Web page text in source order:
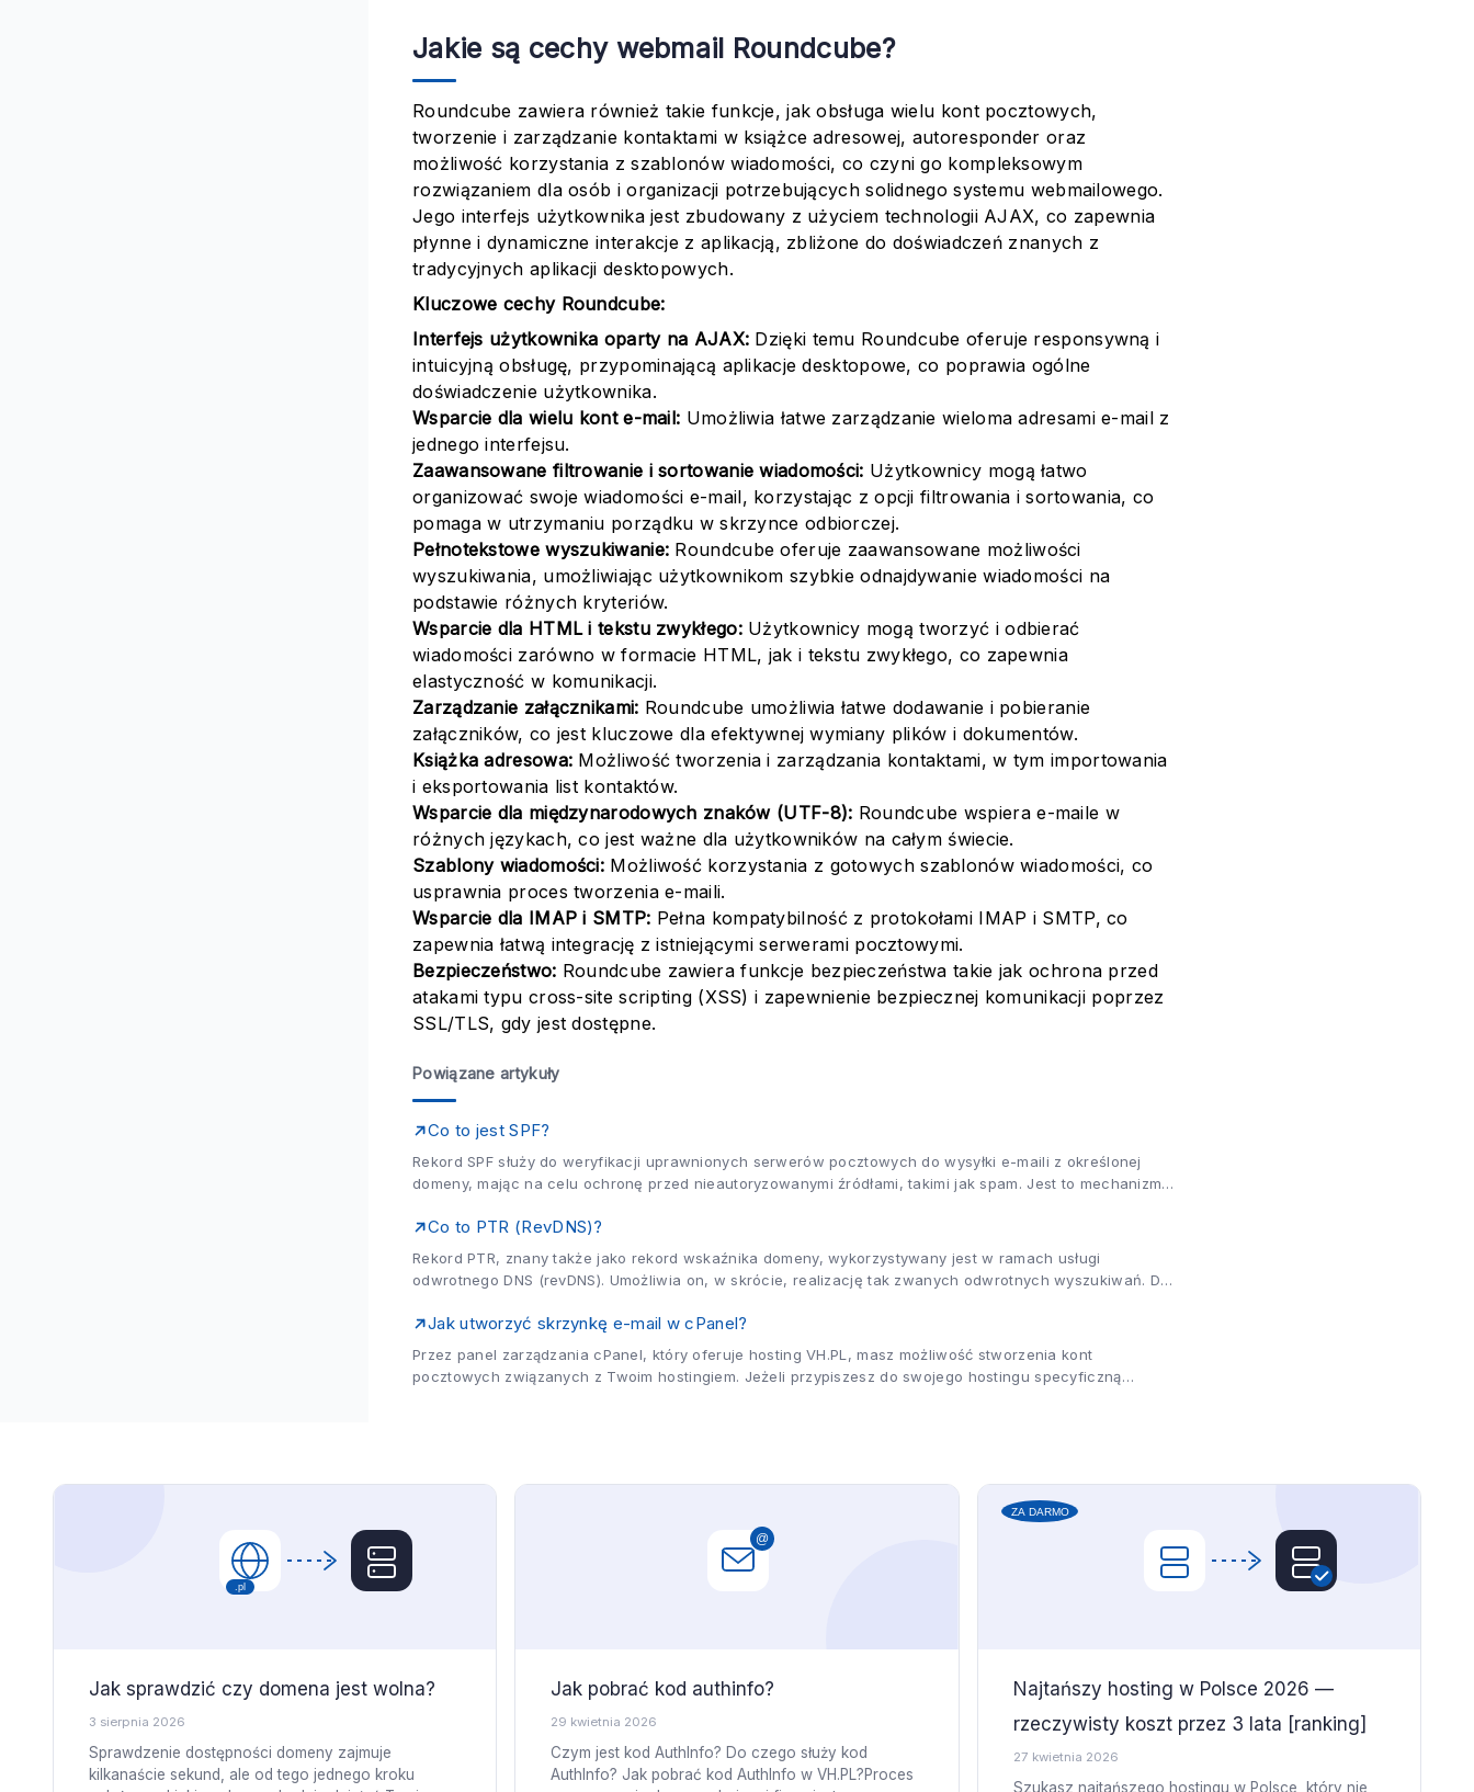
Jakie są cechy webmail Roundcube?
Roundcube zawiera również takie funkcje, jak obsługa wielu kont pocztowych,
tworzenie i zarządzanie kontaktami w książce adresowej, autoresponder oraz
możliwość korzystania z szablonów wiadomości, co czyni go kompleksowym
rozwiązaniem dla osób i organizacji potrzebujących solidnego systemu webmailowego.
Jego interfejs użytkownika jest zbudowany z użyciem technologii AJAX, co zapewnia
płynne i dynamiczne interakcje z aplikacją, zbliżone do doświadczeń znanych z
tradycyjnych aplikacji desktopowych.
Kluczowe cechy Roundcube:
Interfejs użytkownika oparty na AJAX: Dzięki temu Roundcube oferuje responsywną i
intuicyjną obsługę, przypominającą aplikacje desktopowe, co poprawia ogólne
doświadczenie użytkownika.
Wsparcie dla wielu kont e-mail: Umożliwia łatwe zarządzanie wieloma adresami e-mail z
jednego interfejsu.
Zaawansowane filtrowanie i sortowanie wiadomości: Użytkownicy mogą łatwo
organizować swoje wiadomości e-mail, korzystając z opcji filtrowania i sortowania, co
pomaga w utrzymaniu porządku w skrzynce odbiorczej.
Pełnotekstowe wyszukiwanie: Roundcube oferuje zaawansowane możliwości
wyszukiwania, umożliwiając użytkownikom szybkie odnajdywanie wiadomości na
podstawie różnych kryteriów.
Wsparcie dla HTML i tekstu zwykłego:Użytkownicy mogą tworzyć i odbierać
wiadomości zarówno w formacie HTML, jak i tekstu zwykłego, co zapewnia
elastyczność w komunikacji.
Zarządzanie załącznikami: Roundcube umożliwia łatwe dodawanie i pobieranie
załączników, co jest kluczowe dla efektywnej wymiany plików i dokumentów.
Książka adresowa: Możliwość tworzenia i zarządzania kontaktami, w tym importowania
i eksportowania list kontaktów.
Wsparcie dla międzynarodowych znaków (UTF-8): Roundcube wspiera e-maile w
różnych językach, co jest ważne dla użytkowników na całym świecie.
Szablony wiadomości: Możliwość korzystania z gotowych szablonów wiadomości, co
usprawnia proces tworzenia e-maili.
Wsparcie dla IMAP i SMTP: Pełna kompatybilność z protokołami IMAP i SMTP, co
zapewnia łatwą integrację z istniejącymi serwerami pocztowymi.
Bezpieczeństwo: Roundcube zawiera funkcje bezpieczeństwa takie jak ochrona przed
atakami typu cross-site scripting (XSS) i zapewnienie bezpiecznej komunikacji poprzez
SSL/TLS, gdy jest dostępne.
Powiązane artykuły
Co to jest SPF?
Rekord SPF służy do weryfikacji uprawnionych serwerów pocztowych do wysyłki e-maili z określonej
domeny, mając na celu ochronę przed nieautoryzowanymi źródłami, takimi jak spam. Jest to mechanizm
Co to PTR (RevDNS)?
Rekord PTR, znany także jako rekord wskaźnika domeny, wykorzystywany jest w ramach usługi
odwrotnego DNS (revDNS). Umożliwia on, w skrócie, realizację tak zwanych odwrotnych wyszukiwań. Do
Jak utworzyć skrzynkę e-mail w cPanel?
Przez panel zarządzania cPanel, który oferuje hosting VH.PL, masz możliwość stworzenia kont
pocztowych związanych z Twoim hostingiem. Jeżeli przypiszesz do swojego hostingu specyficzną
Jak sprawdzić czy domena jest wolna?
3 sierpnia 2026
Sprawdzenie dostępności domeny zajmuje
kilkanaście sekund, ale od tego jednego kroku
Jak pobrać kod authinfo?
29 kwietnia 2026
Czym jest kod AuthInfo? Do czego służy kod
AuthInfo? Jak pobrać kod AuthInfo w VH.PL?Proces
Najtańszy hosting w Polsce 2026 —
rzeczywisty koszt przez 3 lata [ranking]
27 kwietnia 2026
Szukasz najtańszego hostingu w Polsce, który nie